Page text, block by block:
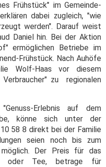
Frühstück" im Gemeinde-
dabei zugleich, "wie
werden". Darauf weist
Daniel hin. Bei der Aktion
ermöglichen Betriebe im
Frühstück. Nach Auhöfe
Wolf-Haas vor diesem
Verbraucher" zu regionalen
Erlebnis auf dem
könne sich unter der
58 8 direkt bei der Familie
seien noch bis zum
Der Preis für das
oder Tee, betrage für